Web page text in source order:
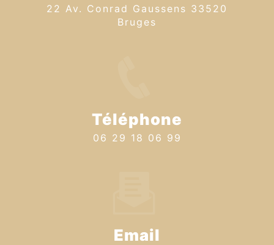
22 Av. Conrad Gaussens 33520
Bruges
Téléphone
06 29 18 06 99
Email